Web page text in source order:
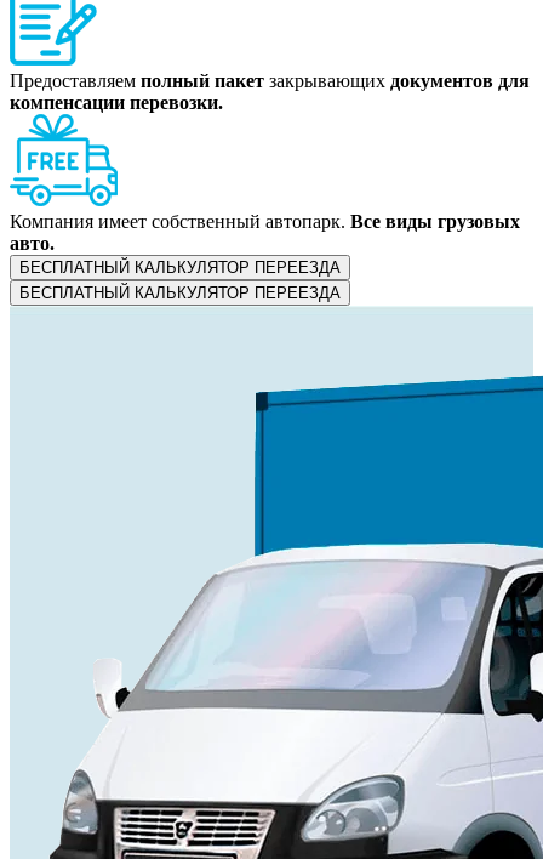
Предоставляем полный пакет закрывающих документов для
компенсации перевозки.
Компания имеет собственный автопарк. Все виды грузовых
авто.
БЕСПЛАТНЫЙ КАЛЬКУЛЯТОР ПЕРЕЕЗДА
БЕСПЛАТНЫЙ КАЛЬКУЛЯТОР ПЕРЕЕЗДА